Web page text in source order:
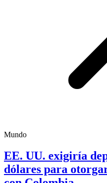
Mundo
EE. UU. exigiría
dólares para